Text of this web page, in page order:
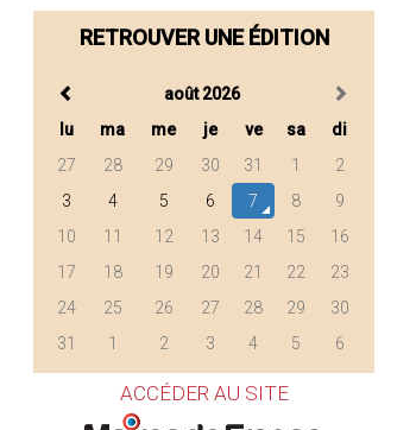
RETROUVER UNE ÉDITION
août 2026
lu
ma me je ve sa
di
27
28 29 30 31 1
2
3
4 5 6 7 8
9
10
11 12 13 14 15
16
17
18 19 20 21 22
23
24
25 26 27 28 29
30
31
1 2 3 4 5 6
ACCÉDER AU SITE